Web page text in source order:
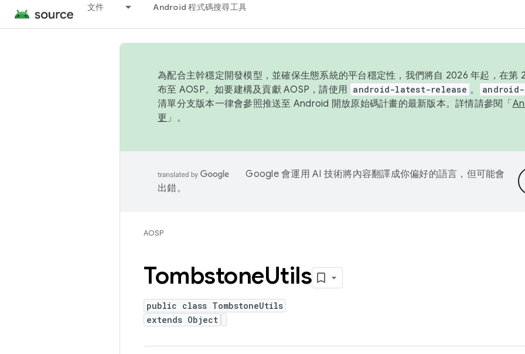
文件 Android 程式碼搜尋工具
為配合主幹穩定開發模型，並確保生態系統的平台穩定性，我們將自 2026 年起，在第
布至 AOSP。如要建構及貢獻 AOSP，請使用 android-latest-release 。
清單分支版本一律會參照推送至 Android 開放原始碼計畫的最新版本。詳情請參閱「
更 」。
Google 會運用 AI 技術將內容翻譯成你偏好的語言，但可能會
出錯。
AOSP
TombstoneUtils
public class TombstoneUtils
extends Object